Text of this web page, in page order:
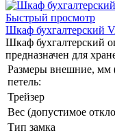
Быстрый просмотр
Шкаф бухгалтерский
Шкаф бухгалтерский
предназначен для
Размеры внешние, мм
петель:
Трейзер
Вес (допустимое
Тип замка